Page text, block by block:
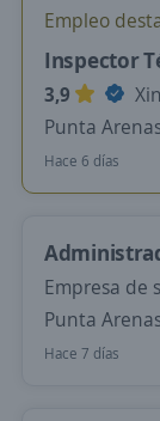
Empleo
Inspector
3,9
Punta
Hace 6 días
Empresa de
Punta
Hace 7 días